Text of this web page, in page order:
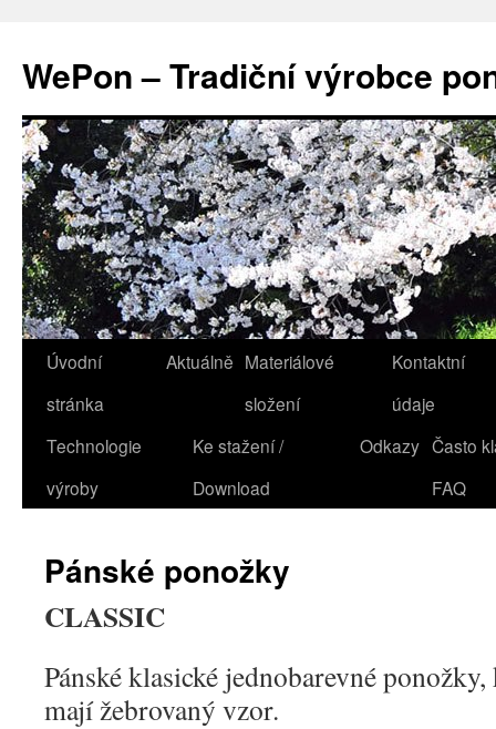
WePon – Tradiční výrobce
Přejít
obsahu
webu
Úvodní
stránka
Aktuálně Materiálové
složení
Kontaktní
údaje
Technologie
výroby
Ke stažení /
Download
Odkazy Často
FAQ
Pánské ponožky
CLASSIC
Pánské klasické jednobarevné ponožky,
mají žebrovaný vzor.